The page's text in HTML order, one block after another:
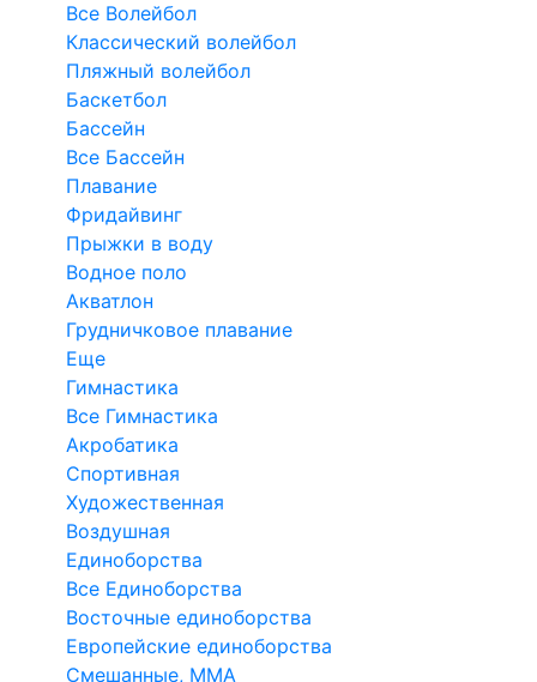
Все Волейбол
Классический волейбол
Пляжный волейбол
Баскетбол
Бассейн
Все Бассейн
Плавание
Фридайвинг
Прыжки в воду
Водное поло
Акватлон
Грудничковое плавание
Еще
Гимнастика
Все Гимнастика
Акробатика
Спортивная
Художественная
Воздушная
Единоборства
Все Единоборства
Восточные единоборства
Европейские единоборства
Смешанные, ММА